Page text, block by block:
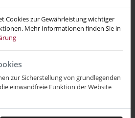
Cookies zur Gewährleistung wichtiger
Mehr Informationen finden Sie in
zur Sicherstellung von grundlegenden
einwandfreie Funktion der Website